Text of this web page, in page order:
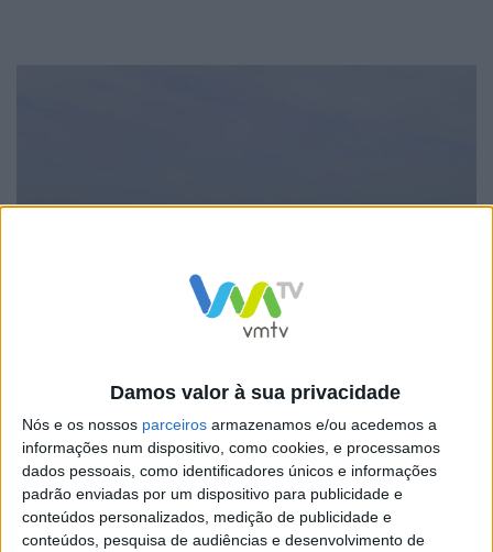
Damos valor à sua privacidade
Nós e os nossos parceiros armazenamos e/ou acedemos a
informações num dispositivo, como cookies, e processamos
dados pessoais, como identificadores únicos e informações
padrão enviadas por um dispositivo para publicidade e
conteúdos personalizados, medição de publicidade e
conteúdos, pesquisa de audiências e desenvolvimento de
Em ambiente de festa, a comunidade escolar participou
luta pelos oceanos e pela biodiversidade marinha, em
linha com os Objetivos de Desenvolvimento Sustentável
(ODS) da Agenda 2030 da Organização das Nações
Unidas (ONU) que o Município de Esposende verteu
para o seu plano de ação. A Escola Azul é um programa